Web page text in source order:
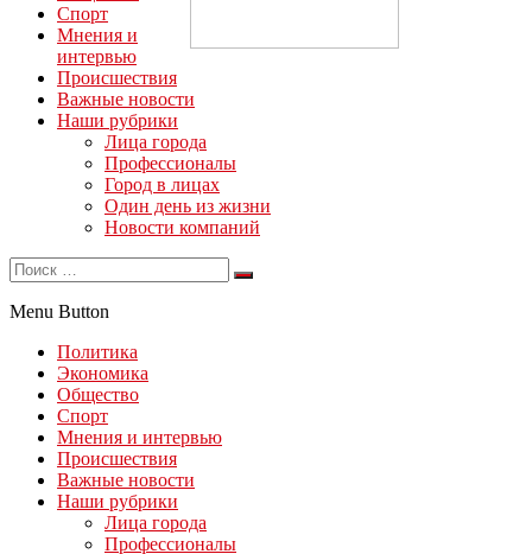
Спорт
Мнения и
интервью
Происшествия
Важные новости
Наши рубрики
Лица города
Профессионалы
Город в лицах
Один день из жизни
Новости компаний
Menu Button
Политика
Экономика
Общество
Спорт
Мнения и интервью
Происшествия
Важные новости
Наши рубрики
Лица города
Профессионалы